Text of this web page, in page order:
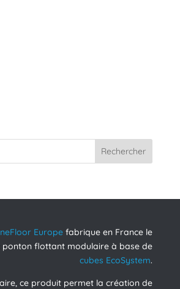
Rechercher
Europe fabrique en France le
ponton flottant modulaire à base de
cubes EcoSystem.
ce produit permet la création de